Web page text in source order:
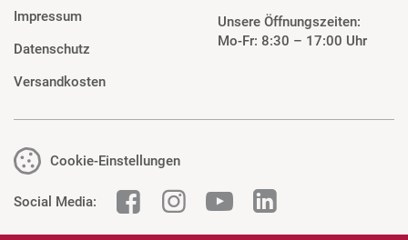
Impressum
Datenschutz
Versandkosten
Unsere Öffnungszeiten:
Mo-Fr: 8:30 – 17:00 Uhr
Cookie-Einstellungen
Social Media: